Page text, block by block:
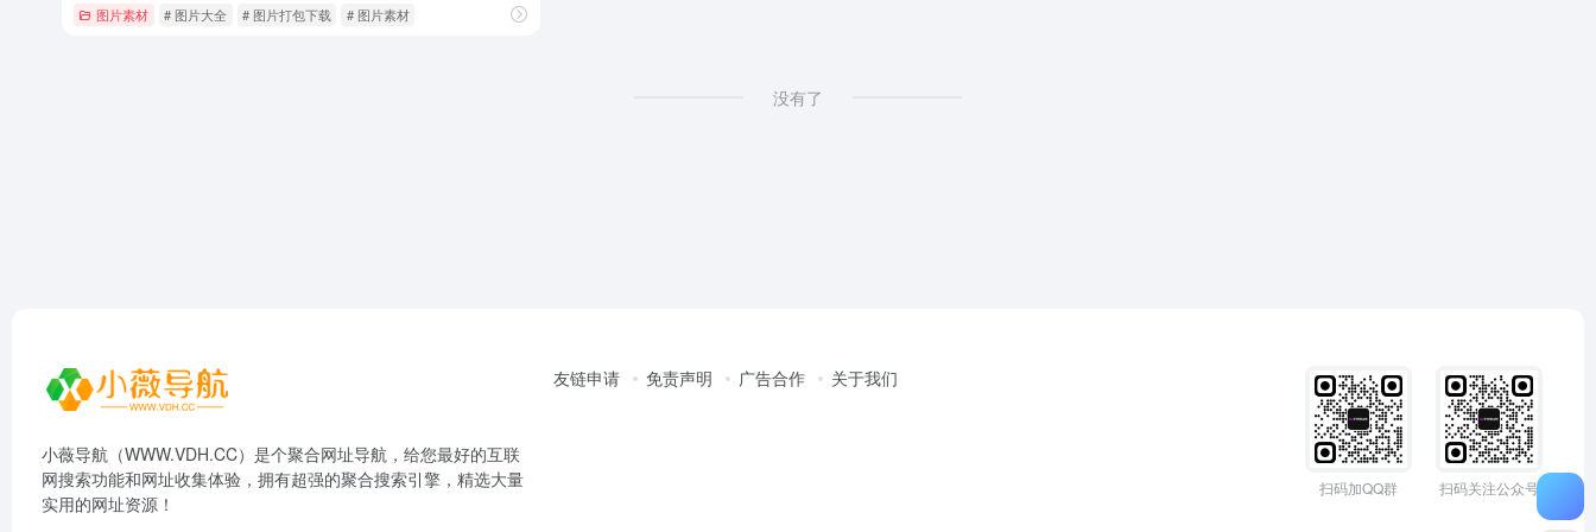
图片素材 # 图片大全 # 图片打包下载 # 图片素材
没有了
小薇导航（WWW.VDH.CC）是个聚合网址导航，给您最好的互联
网搜索功能和网址收集体验，拥有超强的聚合搜索引擎，精选大量
实用的网址资源！
友链申请 免责声明 广告合作 关于我们
扫码加QQ群 扫码关注公众号